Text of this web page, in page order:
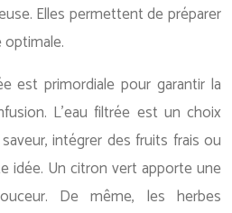
Elles permettent de préparer
est primordiale pour garantir la
L’eau filtrée est un choix
intégrer des fruits frais ou
idée. Un citron vert apporte une
De même, les herbes